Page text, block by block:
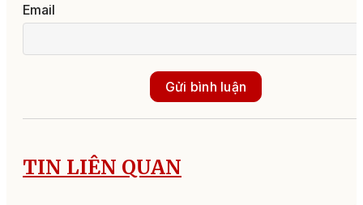
Email
Gửi bình luận
TIN LIÊN QUAN